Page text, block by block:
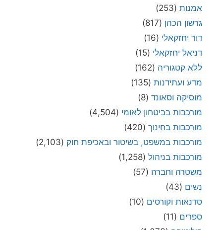
אמנות (253)
גרשון הכהן (817)
דור יחזקאלי (16)
דניאל יחזקאלי (15)
ללא קטגוריה (162)
מדע ועתידנות (135)
מוסיקה וסאונד (8)
מורכבות בביטחון לאומי (4,504)
מורכבות בחינוך (420)
מורכבות במשפט, בשיטור ובאכיפת חוק (2,103)
מורכבות בניהול (1,258)
משטרה וחברה (57)
נשים (43)
סדנאות וקורסים (10)
ספרים (11)